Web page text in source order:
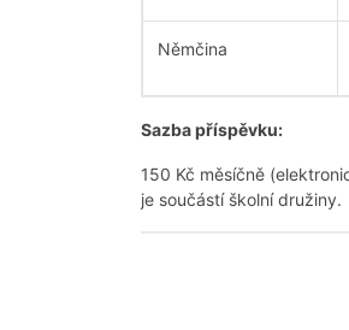
Němčina
Sazba příspěvku:
150 Kč měsíčně
je součástí školní družiny.